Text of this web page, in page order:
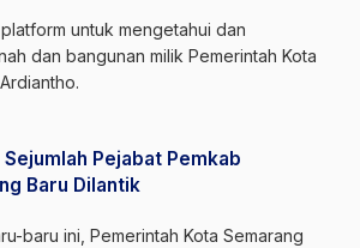
untuk mengetahui dan
dan bangunan milik Pemerintah Kota
Sejumlah Pejabat Pemkab
Baru Dilantik
baru ini, Pemerintah Kota Semarang